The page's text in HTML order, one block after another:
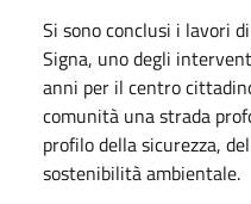
Si sono conclusi i lavori
Signa, uno degli
anni per il centro
comunità una strada
profilo della sicurezza,
sostenibilità ambientale.